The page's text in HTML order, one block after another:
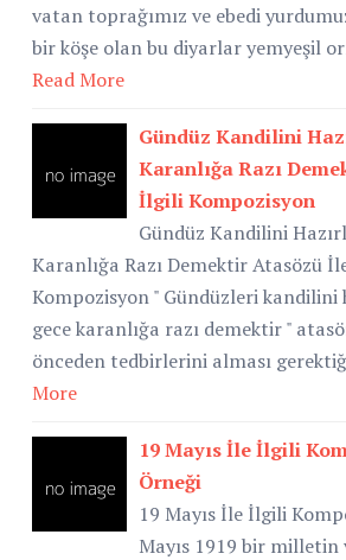
vatan toprağımız ve ebedi
bir köşe olan bu diyarlar yemyeşil
Read More
Gündüz Kandilini
Karanlığa Razı
İlgili Kompozisyon
Gündüz Kandilini
Karanlığa Razı Demektir Atasözü
Kompozisyon " Gündüzleri kandilini
gece karanlığa razı demektir "
önceden tedbirlerini alması
More
19 Mayıs İle İlgili
Örneği
19 Mayıs İle İlgili
Mayıs 1919 bir